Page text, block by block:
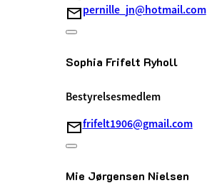
pernille_jn@hotmail.com
Sophia Frifelt Ryholl
Bestyrelsesmedlem
frifelt1906@gmail.com
Mie Jørgensen Nielsen